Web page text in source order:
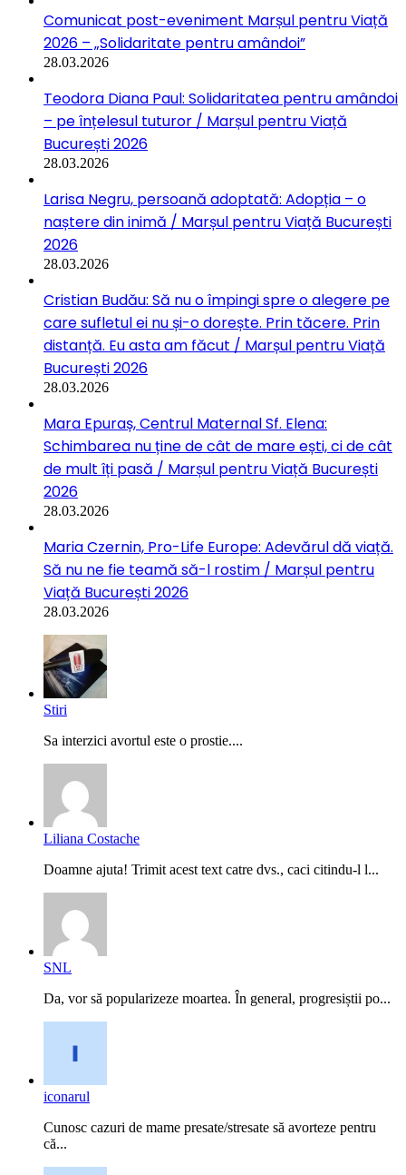
Comunicat post-eveniment Marșul pentru Viață
2026 – „Solidaritate pentru amândoi”
28.03.2026
Teodora Diana Paul: Solidaritatea pentru amândoi
– pe înțelesul tuturor / Marșul pentru Viață
București 2026
28.03.2026
Larisa Negru, persoană adoptată: Adopția – o
naștere din inimă / Marșul pentru Viață București
2026
28.03.2026
Cristian Budău: Să nu o împingi spre o alegere pe
care sufletul ei nu și-o dorește. Prin tăcere. Prin
distanță. Eu asta am făcut / Marșul pentru Viață
București 2026
28.03.2026
Mara Epuraș, Centrul Maternal Sf. Elena:
Schimbarea nu ține de cât de mare ești, ci de cât
de mult îți pasă / Marșul pentru Viață București
2026
28.03.2026
Maria Czernin, Pro-Life Europe: Adevărul dă viață.
Să nu ne fie teamă să-l rostim / Marșul pentru
Viață București 2026
28.03.2026
Stiri
Sa interzici avortul este o prostie....
Liliana Costache
Doamne ajuta! Trimit acest text catre dvs., caci citindu-l l...
SNL
Da, vor să popularizeze moartea. În general, progresiștii po...
iconarul
Cunosc cazuri de mame presate/stresate să avorteze pentru
că...